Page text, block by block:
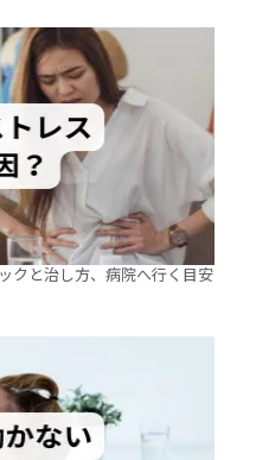
クと治し方、病院へ行く目安